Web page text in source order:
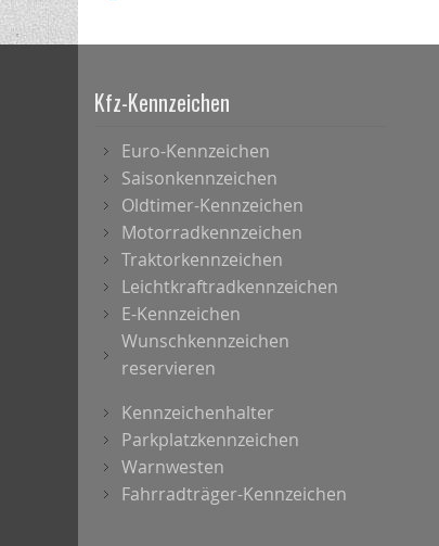
Kfz-Kennzeichen
Euro-Kennzeichen
Saisonkennzeichen
Oldtimer-Kennzeichen
Motorradkennzeichen
Traktorkennzeichen
Leichtkraftradkennzeichen
E-Kennzeichen
Wunschkennzeichen
reservieren
Kennzeichenhalter
Parkplatzkennzeichen
Warnwesten
Fahrradträger-Kennzeichen